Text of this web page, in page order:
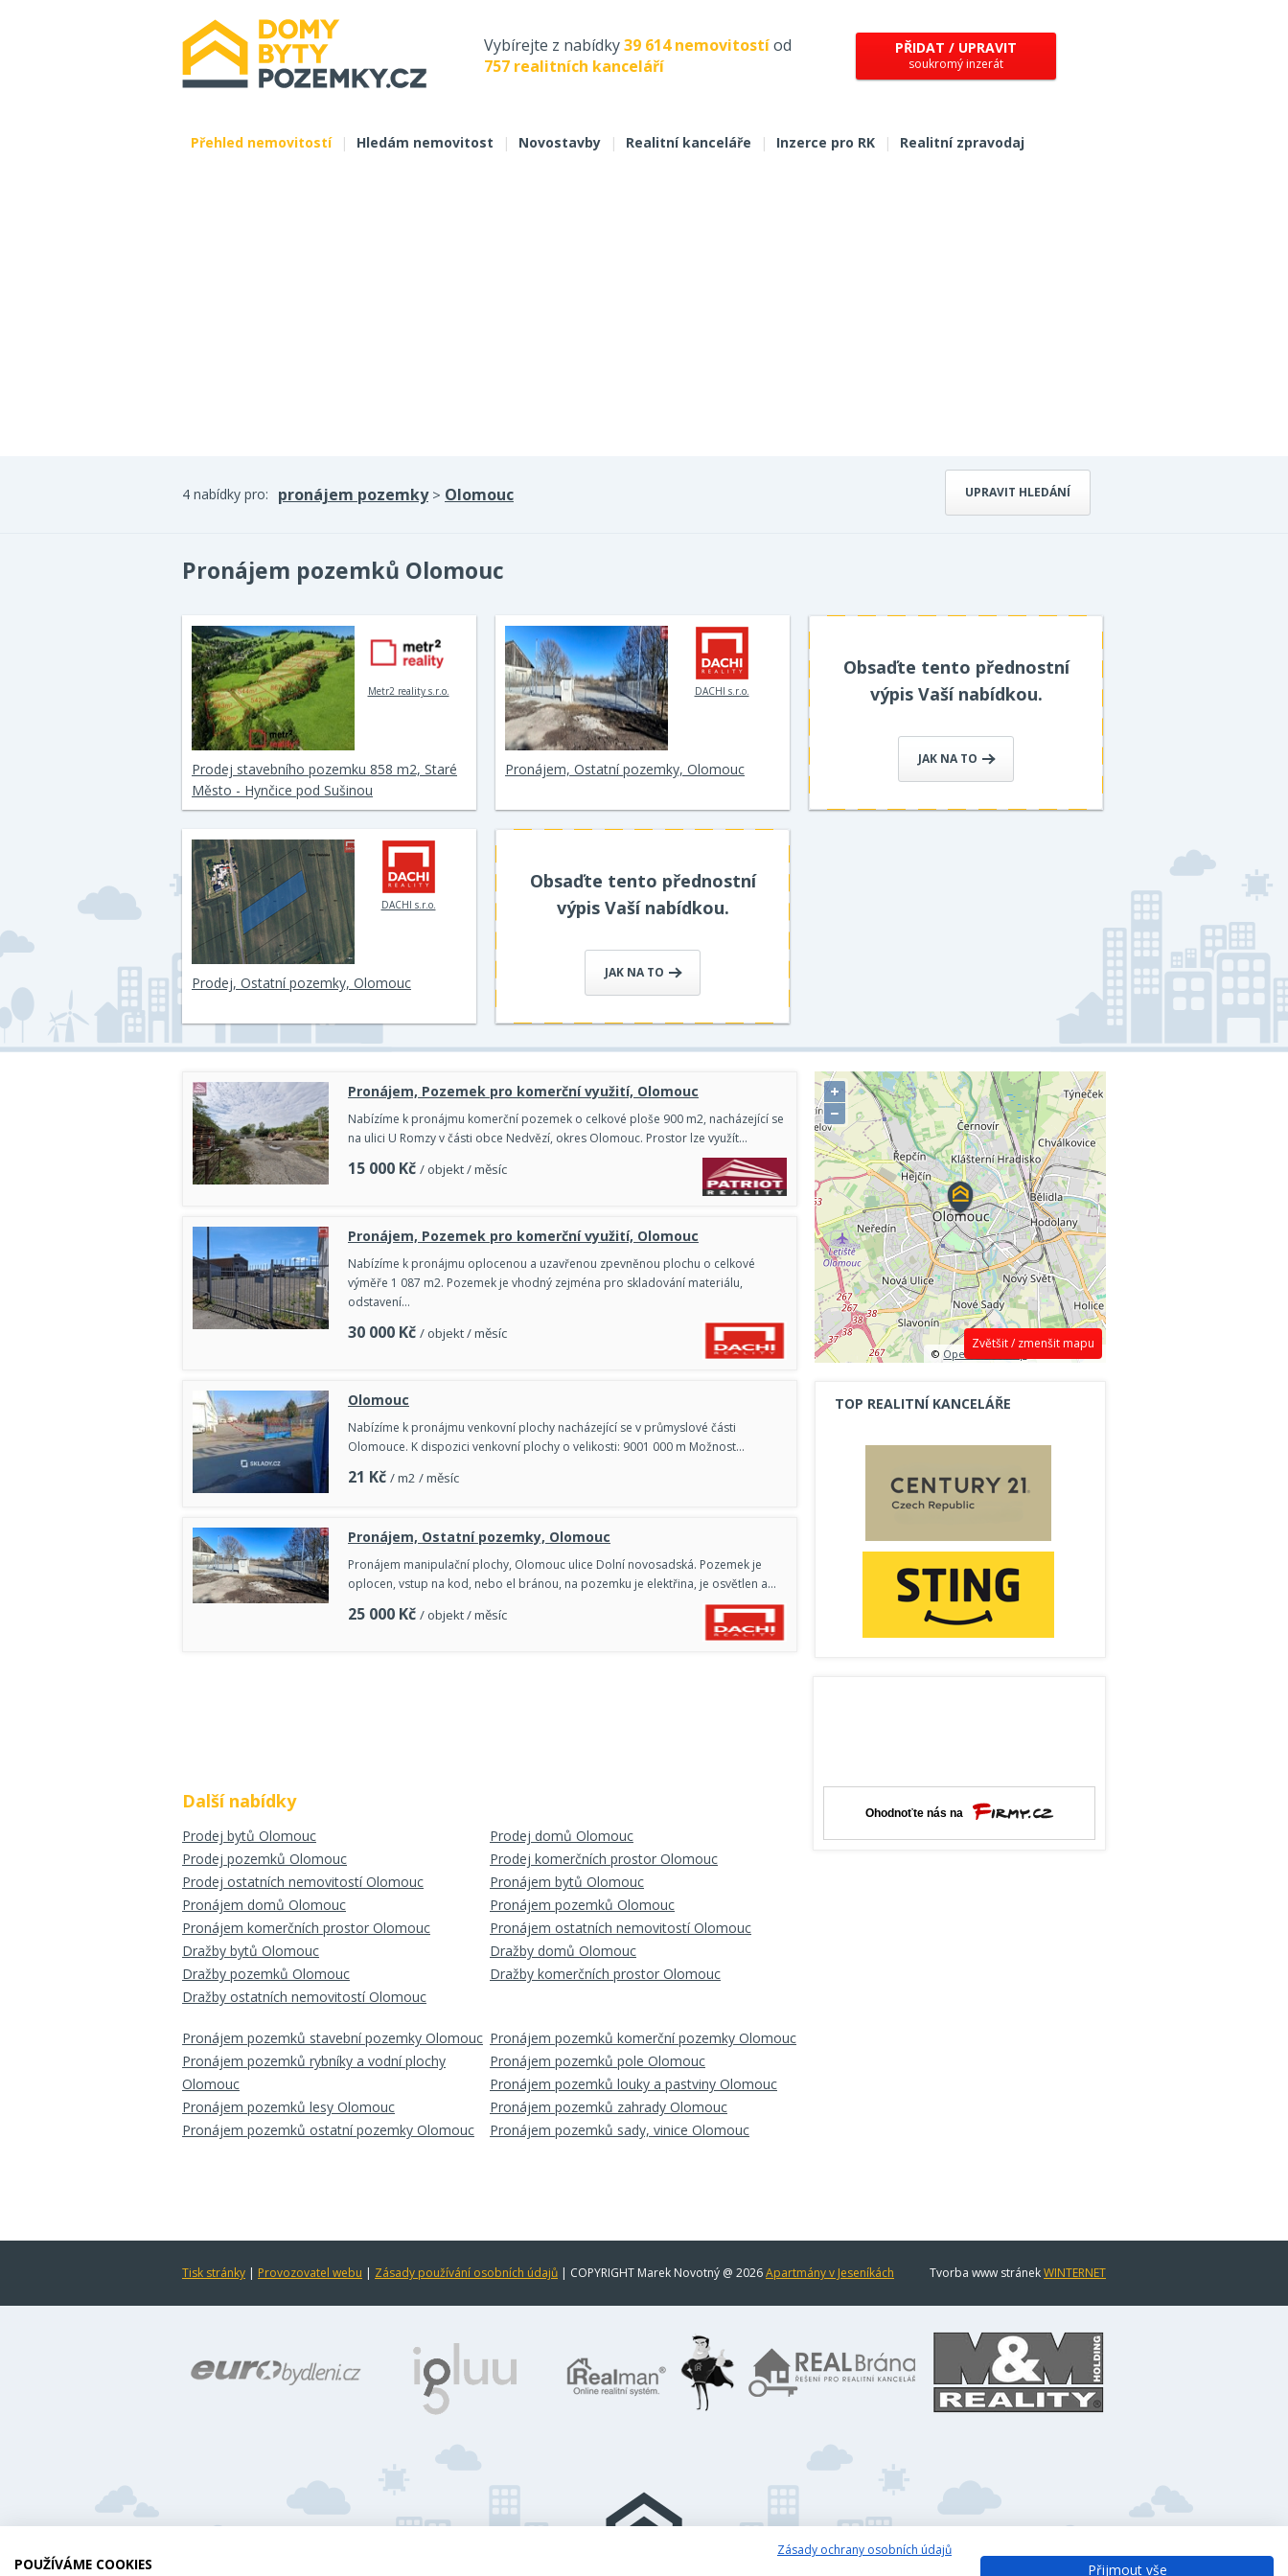
Vybírejte z nabídky39 614 nemovitostíod
757 realitních kanceláří
PŘIDAT / UPRAVIT
soukromý inzerát
Přehled nemovitostí | Hledám nemovitost | Novostavby | Realitní kanceláře | Inzerce pro RK | Realitní zpravodaj
UPRAVIT HLEDÁNÍ
4 nabídky pro: pronájem pozemky> Olomouc
Pronájem pozemků Olomouc
Metr2 reality s.r.o.
Prodej stavebního pozemku 858 m2, Staré
Město - Hynčice pod Sušinou
DACHI s.r.o.
Pronájem, Ostatní pozemky, Olomouc
Obsaďte tento přednostní
výpis Vaší nabídkou.
JAK NA TO
DACHI s.r.o.
Prodej, Ostatní pozemky, Olomouc
Obsaďte tento přednostní
výpis Vaší nabídkou.
JAK NA TO
Pronájem, Pozemek pro komerční využití, Olomouc
Nabízíme k pronájmu komerční pozemek o celkové ploše 900 m2, nacházející se
na ulici U Romzy v části obce Nedvězí, okres Olomouc. Prostor lze využít…
15 000 Kč / objekt / měsíc
Pronájem, Pozemek pro komerční využití, Olomouc
Nabízíme k pronájmu oplocenou a uzavřenou zpevněnou plochu o celkové
výměře 1 087 m2. Pozemek je vhodný zejména pro skladování materiálu,
odstavení…
30 000 Kč / objekt / měsíc
Olomouc
Nabízíme k pronájmu venkovní plochy nacházející se v průmyslové části
Olomouce. K dispozici venkovní plochy o velikosti: 9001 000 m Možnost…
21 Kč / m2 / měsíc
Pronájem, Ostatní pozemky, Olomouc
Pronájem manipulační plochy, Olomouc ulice Dolní novosadská. Pozemek je
oplocen, vstup na kod, nebo el bránou, na pozemku je elektřina, je osvětlen a…
25 000 Kč / objekt / měsíc
Další nabídky
Prodej bytů Olomouc
Prodej domů Olomouc
Prodej pozemků Olomouc
Prodej komerčních prostor Olomouc
Prodej ostatních nemovitostí Olomouc
Pronájem bytů Olomouc
Pronájem domů Olomouc
Pronájem pozemků Olomouc
Pronájem komerčních prostor Olomouc
Pronájem ostatních nemovitostí Olomouc
Dražby bytů Olomouc
Dražby domů Olomouc
Dražby pozemků Olomouc
Dražby komerčních prostor Olomouc
Dražby ostatních nemovitostí Olomouc
Pronájem pozemků stavební pozemky Olomouc Pronájem pozemků komerční pozemky Olomouc
Pronájem pozemků rybníky a vodní plochy
Olomouc
Pronájem pozemků pole Olomouc
Pronájem pozemků louky a pastviny Olomouc
Pronájem pozemků lesy Olomouc
Pronájem pozemků zahrady Olomouc
Pronájem pozemků ostatní pozemky Olomouc
Pronájem pozemků sady, vinice Olomouc
Zvětšit / zmenšit mapu
+
−
© OpenStreetMap contributors.
TOP REALITNÍ KANCELÁŘE
Tisk stránky | Provozovatel webu | Zásady používání osobních údajů | COPYRIGHT Marek Novotný @ 2026Apartmány v Jeseníkách Tvorba www stránekWINTERNET
Zásady ochrany osobních údajů
POUŽÍVÁME COOKIES Přijmout vše